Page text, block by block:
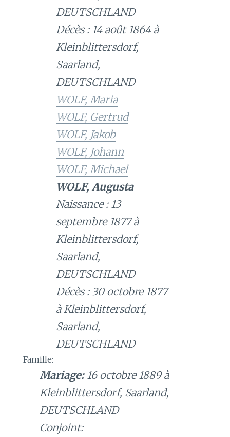
DEUTSCHLAND
Décès : 14 août 1864 à
Kleinblittersdorf,
Saarland,
DEUTSCHLAND
WOLF, Maria
WOLF, Gertrud
WOLF, Jakob
WOLF, Johann
WOLF, Michael
WOLF, Augusta
Naissance : 13
septembre 1877 à
Kleinblittersdorf,
Saarland,
DEUTSCHLAND
Décès : 30 octobre 1877
à Kleinblittersdorf,
Saarland,
DEUTSCHLAND
Famille:
Mariage:16 octobre 1889 à
Kleinblittersdorf, Saarland,
DEUTSCHLAND
Conjoint: